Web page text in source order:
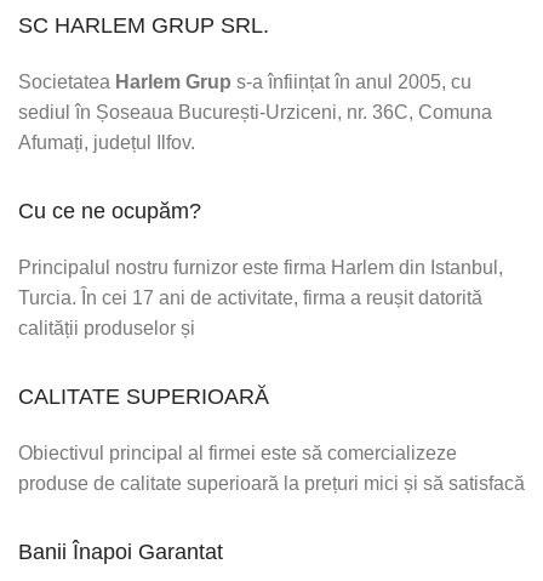
SC HARLEM GRUP SRL.
Societatea Harlem Grup s-a înființat în anul 2005, cu
sediul în Șoseaua București-Urziceni, nr. 36C, Comuna
Afumați, județul Ilfov.
Cu ce ne ocupăm?
Principalul nostru furnizor este firma Harlem din Istanbul,
Turcia. În cei 17 ani de activitate, firma a reușit datorită
calității produselor și
CALITATE SUPERIOARĂ
Obiectivul principal al firmei este să comercializeze
produse de calitate superioară la prețuri mici și să satisfacă
Banii Înapoi Garantat